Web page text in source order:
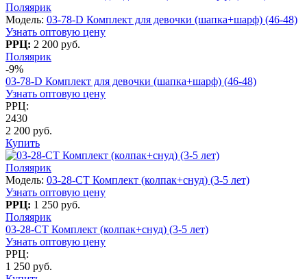
Поляярик
Модель: 03-78-D Комплект для девочки (шапка+шарф) (46-48)
Узнать оптовую цену
РРЦ: 2 200 руб.
Поляярик
-9%
03-78-D Комплект для девочки (шапка+шарф) (46-48)
Узнать оптовую цену
РРЦ:
2430
2 200 руб.
Купить
Поляярик
Модель: 03-28-CT Комплект (колпак+снуд) (3-5 лет)
Узнать оптовую цену
РРЦ: 1 250 руб.
Поляярик
03-28-CT Комплект (колпак+снуд) (3-5 лет)
Узнать оптовую цену
РРЦ:
1 250 руб.